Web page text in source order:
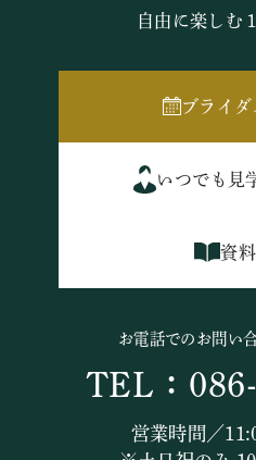
自由に楽しむ
ブライ
いつでも見
資
お電話でのお問い
TEL：
営業時間／